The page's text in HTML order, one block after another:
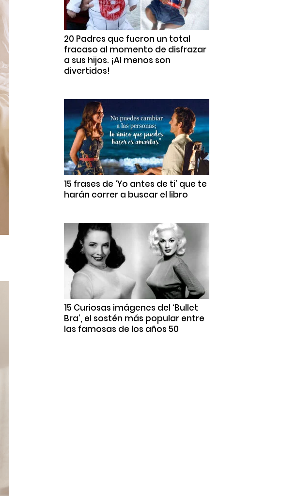
20 Padres que fueron un total
fracaso al momento de disfrazar
a sus hijos. ¡Al menos son
divertidos!
15 frases de ‘Yo antes de ti’ que te
harán correr a buscar el libro
15 Curiosas imágenes del ‘Bullet
Bra’, el sostén más popular entre
las famosas de los años 50